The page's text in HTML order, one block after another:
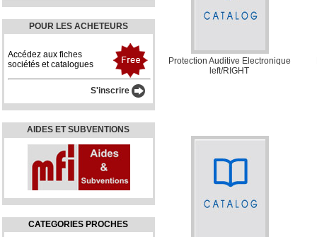
POUR LES ACHETEURS
Accédez aux fiches
sociétés et catalogues
S'inscrire
AIDES ET SUBVENTIONS
CATEGORIES PROCHES
Protection Auditive Electronique
left/RIGHT